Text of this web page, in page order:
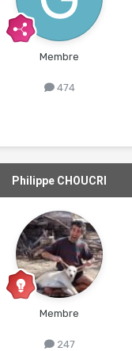
Membre
474
Philippe CHOUCRI
Membre
247